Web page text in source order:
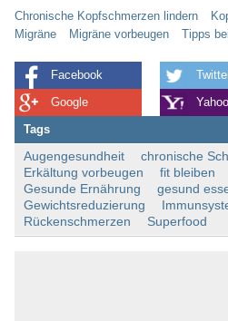
Chronische Kopfschmerzen lindern
Migräne
Migräne vorbeugen Tipps
Facebook
Google
Yahoo
Tags
Augengesundheit chronische
Erkältung vorbeugen
fit bleiben
Gesunde Ernährung
gesund
Gewichtsreduzierung
Rückenschmerzen
Superfood